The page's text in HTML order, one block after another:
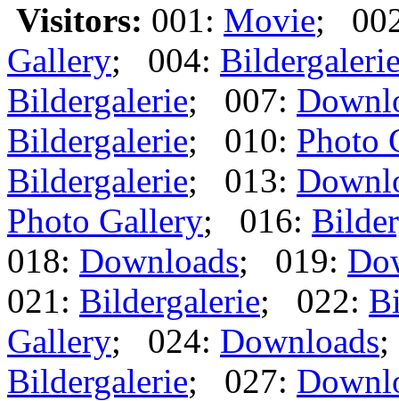
Visitors: 001: Movie;
Gallery; 004:
Bildergalerie; 007:
Bildergalerie; 010: Photo
Bildergalerie; 013:
Photo Gallery; 016:
018: Downloads; 019:
021: Bildergalerie; 022:
Gallery; 024: Downloads
Bildergalerie; 027: